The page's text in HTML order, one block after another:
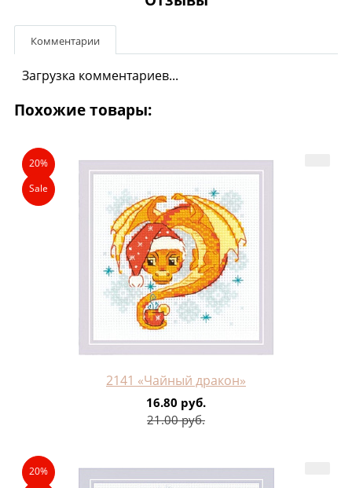
Комментарии
Загрузка комментариев...
Похожие товары:
20%
Sale
2141 «Чайный дракон»
16.80 руб.
21.00 руб.
20%